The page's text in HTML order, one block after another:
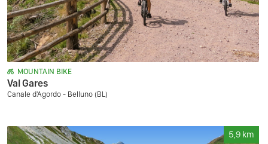
MOUNTAIN BIKE
Val Gares
Canale d'Agordo - Belluno (BL)
5,9 km